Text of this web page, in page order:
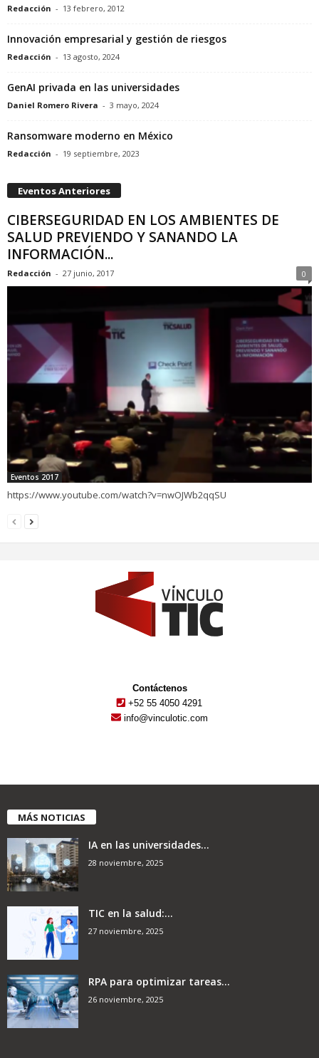
Redacción - 13 febrero, 2012
Innovación empresarial y gestión de riesgos
Redacción - 13 agosto, 2024
GenAI privada en las universidades
Daniel Romero Rivera - 3 mayo, 2024
Ransomware moderno en México
Redacción - 19 septiembre, 2023
Eventos Anteriores
CIBERSEGURIDAD EN LOS AMBIENTES DE
SALUD PREVIENDO Y SANANDO LA
INFORMACIÓN...
Redacción - 27 junio, 2017 0
Eventos 2017
https://www.youtube.com/watch?v=nwOJWb2qqSU
Contáctenos
+52 55 4050 4291
info@vinculotic.com
MÁS NOTICIAS
IA en las universidades...
28 noviembre, 2025
TIC en la salud:...
27 noviembre, 2025
RPA para optimizar tareas...
26 noviembre, 2025